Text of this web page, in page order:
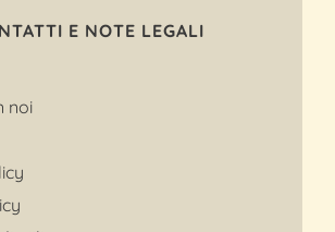
E NOTE LEGALI
noi